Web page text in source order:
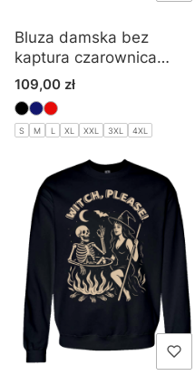
Bluza damska bez
kaptura czarownica
halloween
Cena
109,00 zł
S M L XL XXL 3XL 4XL